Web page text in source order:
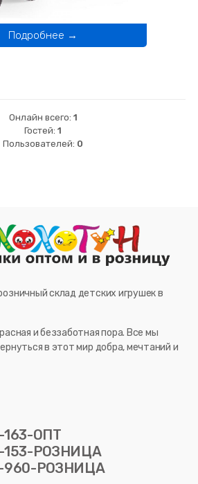
Подробнее →
Онлайн всего: 1
Гостей: 1
Пользователей: 0
склад детских игрушек в
и беззаботная пора. Все мы
в этот мир добра, мечтаний и
163-ОПТ
153-РОЗНИЦА
960-РОЗНИЦА